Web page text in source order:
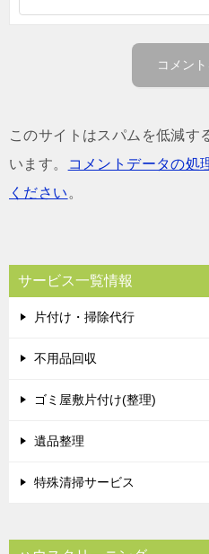
このサイトはスパムを低減す
います。
コメントデータの処
ください 。
サービス一覧情報
片付け・掃除代行
不用品回収
ゴミ屋敷片付け(整理)
遺品整理
特殊清掃サービス